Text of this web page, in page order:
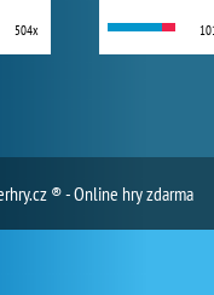
504x
® - Online hry zdarma